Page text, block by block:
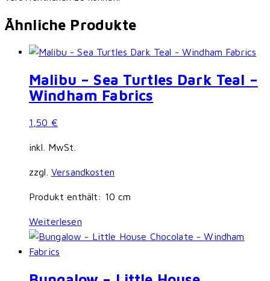
Ähnliche Produkte
Malibu – Sea Turtles Dark Teal –
Windham Fabrics
1,50 €
inkl. MwSt.
zzgl. Versandkosten
Produkt enthält: 10 cm
Weiterlesen